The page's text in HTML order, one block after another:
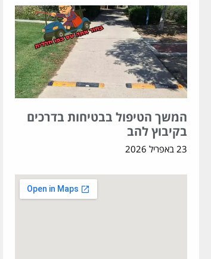
המשך הטיפול בבטיחות בדרכים
בקיבוץ להב
23 באפריל 2026